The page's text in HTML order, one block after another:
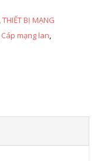
THIẾT BỊ MẠNG
Cáp mạng lan,